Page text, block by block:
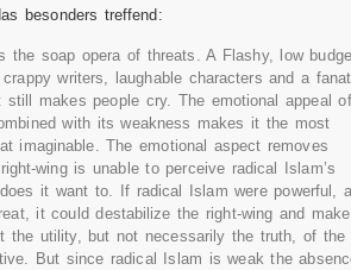
besonders treffend:
the soap opera of threats. A Flashy, low
writers, laughable characters and a
still makes people cry. The emotional appeal of
with its weakness makes it the most
imaginable. The emotional aspect removes
wing is unable to perceive radical Islam’s
it want to. If radical Islam were powerful,
it could destabilize the right-wing and make
the utility, but not necessarily the truth, of the
But since radical Islam is weak the